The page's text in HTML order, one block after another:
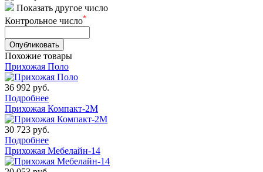
Показать другое число
Контрольное число*
Похожие товары
Прихожая Поло
36 992 руб.
Подробнее
Прихожая Компакт-2М
30 723 руб.
Подробнее
Прихожая Мебелайн-14